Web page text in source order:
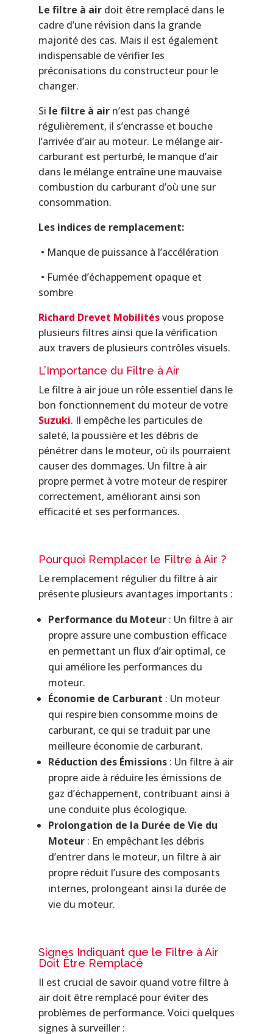
Le filtre à airdoit être remplacé dans le
cadre d’une révision dans la grande
majorité des cas. Mais il est également
indispensable de vérifier les
préconisations du constructeur pour le
changer.
Si le filtre à airn’est pas changé
régulièrement, il s’encrasse et bouche
l’arrivée d’air au moteur. Le mélange air-
carburant est perturbé, le manque d’air
dans le mélange entraîne une mauvaise
combustion du carburant d’où une sur
consommation.
Les indices de remplacement:
• Manque de puissance à l’accélération
• Fumée d’échappement opaque et
sombre
Richard Drevet Mobilitésvous propose
plusieurs filtres ainsi que la vérification
aux travers de plusieurs contrôles visuels.
L’Importance du Filtre à Air
Le filtre à air joue un rôle essentiel dans le
bon fonctionnement du moteur de votre
Suzuki. Il empêche les particules de
saleté, la poussière et les débris de
pénétrer dans le moteur, où ils pourraient
causer des dommages. Un filtre à air
propre permet à votre moteur de respirer
correctement, améliorant ainsi son
efficacité et ses performances.
Pourquoi Remplacer le Filtre à Air ?
Le remplacement régulier du filtre à air
présente plusieurs avantages importants :
Performance du Moteur: Un filtre à air
propre assure une combustion efficace
en permettant un flux d’air optimal, ce
qui améliore les performances du
moteur.
Économie de Carburant : Un moteur
qui respire bien consomme moins de
carburant, ce qui se traduit par une
meilleure économie de carburant.
Réduction des Émissions: Un filtre à air
propre aide à réduire les émissions de
gaz d’échappement, contribuant ainsi à
une conduite plus écologique.
Prolongation de la Durée de Vie du
Moteur: En empêchant les débris
d’entrer dans le moteur, un filtre à air
propre réduit l’usure des composants
internes, prolongeant ainsi la durée de
vie du moteur.
Signes Indiquant que le Filtre à Air
Doit Être Remplacé
Il est crucial de savoir quand votre filtre à
air doit être remplacé pour éviter des
problèmes de performance. Voici quelques
signes à surveiller :